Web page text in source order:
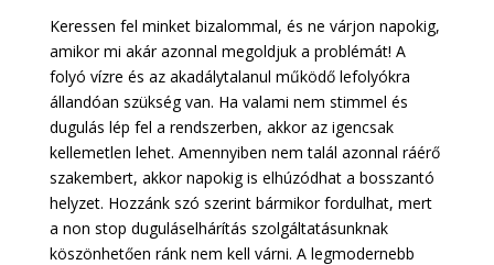
Keressen fel minket bizalommal, és ne várjon napokig,
amikor mi akár azonnal megoldjuk a problémát! A
folyó vízre és az akadálytalanul működő lefolyókra
állandóan szükség van. Ha valami nem stimmel és
dugulás lép fel a rendszerben, akkor az igencsak
kellemetlen lehet. Amennyiben nem talál azonnal ráérő
szakembert, akkor napokig is elhúzódhat a bosszantó
helyzet. Hozzánk szó szerint bármikor fordulhat, mert
a non stop duguláselhárítás szolgáltatásunknak
köszönhetően ránk nem kell várni. A legmodernebb